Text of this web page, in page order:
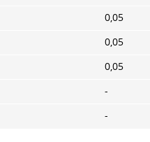
0,05
0,05
0,05
-
-